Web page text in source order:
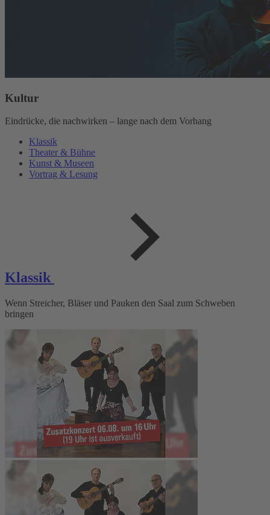
Kultur
Eindrücke, die nachwirken – lange nach dem Vorhang
Klassik
Theater & Bühne
Kunst & Museen
Vortrag & Lesung
Klassik
Wenn Streicher, Bläser und Pauken den Saal zum Schweben
bringen